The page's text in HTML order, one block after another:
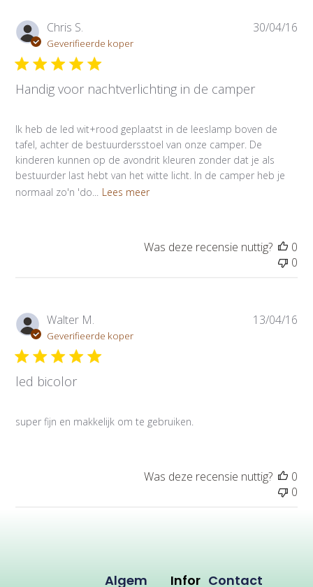
Chris S.
Geverifieerde koper
Handig voor nachtverlichting in de camper
Ik heb de led wit+rood geplaatst in de leeslamp boven de
tafel, achter de bestuurdersstoel van onze camper. De
kinderen kunnen op de avondrit kleuren zonder dat je als
bestuurder last hebt van het witte licht. In de camper heb je
normaal zo'n 'do...
Lees meer
P
m
30/04/16
Was deze recensie nuttig?
0
0
Walter M.
Geverifieerde koper
led bicolor
super fijn en makkelijk om te gebruiken.
P
d
a
13/04/16
Was deze recensie nuttig?
0
0
Infor
Algem
Contact